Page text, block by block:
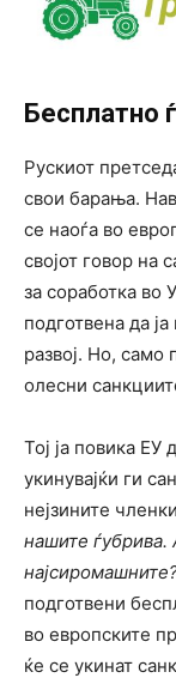
Бесплатно
Рускиот
свои барања.
се наоѓа во
својот говор на
за соработка во
подготвена да
развој. Но, само
олесни
Тој ја повика ЕУ
укинувајќи ги
нејзините
нашите ѓубрива.
подготвени
во европските
ќе се укинат